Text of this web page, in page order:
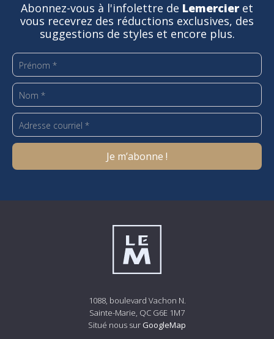
Abonnez-vous à l'infolettre de Lemercier et
vous recevrez des réductions exclusives, des
suggestions de styles et encore plus.
1088, boulevard Vachon N.
Sainte-Marie, QC G6E 1M7
Situé nous sur GoogleMap